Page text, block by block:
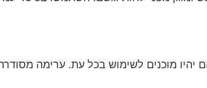
יהיו מוכנים לשימוש בכל עת. ערימה